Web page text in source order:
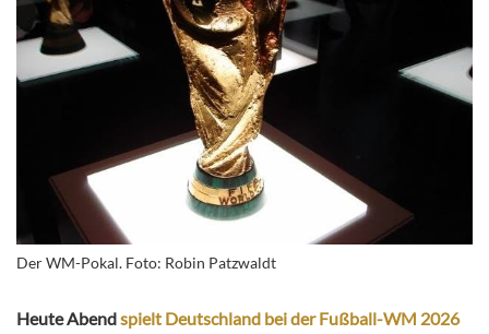
Der WM-Pokal. Foto: Robin Patzwaldt
Heute Abendspielt Deutschland bei der Fußball-WM 2026